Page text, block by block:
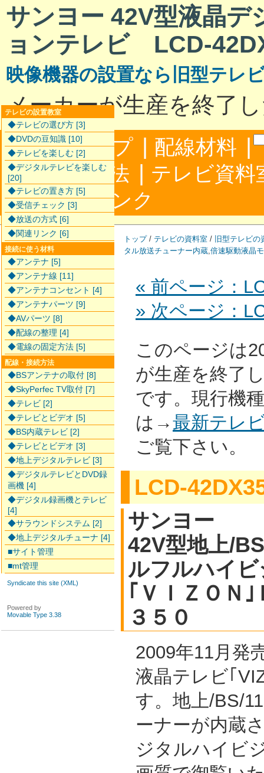
サンヨー 42V型液晶デ
ョンテレビ LCD-
映像機器の設置なら旧型テレ
メーカーが生産を終了
サイトマップ | 配線材料 |
配線接続方法 | テレビ資料
合わせ|リンク
トップ/ テレビの資料室 / 旧型テレビの
タル放送チューナー内蔵,倍速駆動液晶
« 前ページ：
» 次ページ：
このページは
が生産を終了
です。現行機
は→最新テレ
ご覧下さい。
LCD-
サンヨー
42V型地上/
ルフルハイ
｢ＶＩＺＯＮ
３５０
2009年11月発
液晶テレビ｢
す。地上/BS/
ーナーが内蔵
ジタルハイビ
テレビの設置教室
◆テレビの選び方 [3]
◆DVDの豆知識 [10]
◆テレビを楽しむ [2]
◆デジタルテレビを楽しむ
[20]
◆テレビの置き方 [5]
◆受信チェック [3]
◆放送の方式 [6]
◆関連リンク [6]
接続に使う材料
◆アンテナ [5]
◆アンテナ線 [11]
◆アンテナコンセント [4]
◆アンテナパーツ [9]
◆AVパーツ [8]
◆配線の整理 [4]
◆電線の固定方法 [5]
配線・接続方法
◆BSアンテナの取付 [8]
◆SkyPerfec TV取付 [7]
◆テレビ [2]
◆テレビとビデオ [5]
◆BS内蔵テレビ [2]
◆テレビとビデオ [3]
◆地上デジタルテレビ [3]
◆デジタルテレビとDVD録
画機 [4]
◆デジタル録画機とテレビ
[4]
◆サラウンドシステム [2]
◆地上デジタルチューナ [4]
■サイト管理
■mt管理
Syndicate this site (XML)
Powered by
Movable Type 3.38